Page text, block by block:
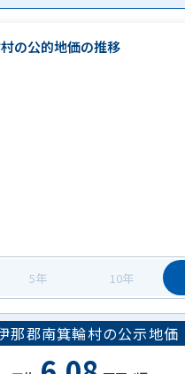
の公的地価の推移
5年 10年
那郡南箕輪村の公示地価